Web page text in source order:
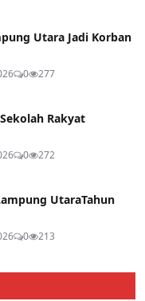
Utara Jadi Korban
0 277
Rakyat
0 272
UtaraTahun
0 213